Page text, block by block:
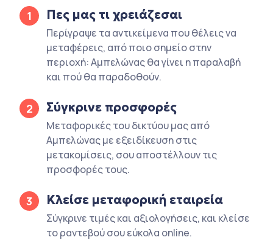
1 Πες μας τι χρειάζεσαι
Περίγραψε τα αντικείμενα που θέλεις να
μεταφέρεις, από ποιο σημείο στην
περιοχή: Αμπελώνας θα γίνει η παραλαβή
και πού θα παραδοθούν.
2 Σύγκρινε προσφορές
Μεταφορικές του δικτύου μας από
Αμπελώνας με εξειδίκευση στις
μετακομίσεις, σου αποστέλλουν τις
προσφορές τους.
3 Κλείσε μεταφορική εταιρεία
Σύγκρινε τιμές και αξιολογήσεις, και κλείσε
το ραντεβού σου εύκολα online.